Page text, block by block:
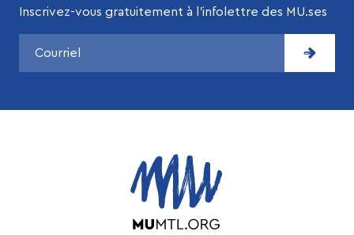
Inscrivez-vous gratuitement à l’infolettre des MU.ses